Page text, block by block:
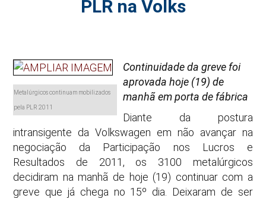
PLR na Volks
Metalúrgicos continuam mobilizados
pela PLR 2011
Continuidade da greve foi
aprovada hoje (19) de
manhã em porta de fábrica
Diante da postura
intransigente da Volkswagen em não avançar na
negociação da Participação nos Lucros e
Resultados de 2011, os 3100 metalúrgicos
decidiram na manhã de hoje (19) continuar com a
greve que já chega no 15º dia. Deixaram de ser